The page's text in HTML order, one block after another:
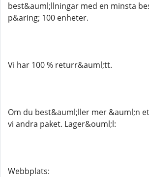
best&auml;llningar med en minsta
p&aring; 100 enheter.
Vi har 100 % returr&auml;tt.
Om du best&auml;ller mer &auml;n
vi andra paket. Lager&ouml;l:
Webbplats: